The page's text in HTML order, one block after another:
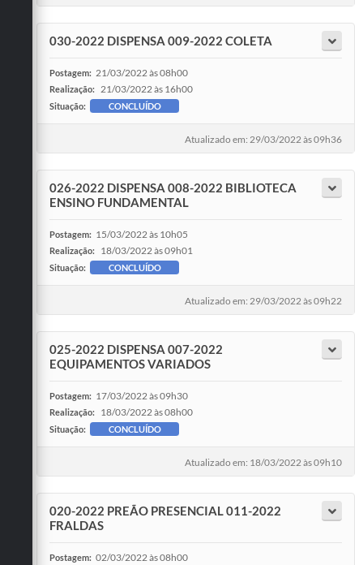
030-2022 DISPENSA 009-2022 COLETA
Postagem: 21/03/2022 às 08h00
Realização: 21/03/2022 às 16h00
Situação: CONCLUÍDO
Atualizado em: 29/03/2022 às 09h36
026-2022 DISPENSA 008-2022 BIBLIOTECA
ENSINO FUNDAMENTAL
Postagem: 15/03/2022 às 10h05
Realização: 18/03/2022 às 09h01
Situação: CONCLUÍDO
Atualizado em: 29/03/2022 às 09h22
025-2022 DISPENSA 007-2022
EQUIPAMENTOS VARIADOS
Postagem: 17/03/2022 às 09h30
Realização: 18/03/2022 às 08h00
Situação: CONCLUÍDO
Atualizado em: 18/03/2022 às 09h10
020-2022 PREÃO PRESENCIAL 011-2022
FRALDAS
Postagem: 02/03/2022 às 08h00